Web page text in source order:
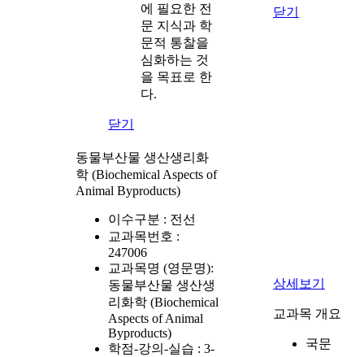
에 필요한 전
문 지식과 학
문적 통찰을
심화하는 것
을 목표로 한
다.
닫기
닫기
동물부산물 생산생리화
학 (Biochemical Aspects of
Animal Byproducts)
이수구분 : 전선
교과목번호 :
247006
교과목명 (영문명):
동물부산물 생산생
리화학 (Biochemical
Aspects of Animal
Byproducts)
학점-강의-실습 : 3-
상세보기
교과목 개요
국문